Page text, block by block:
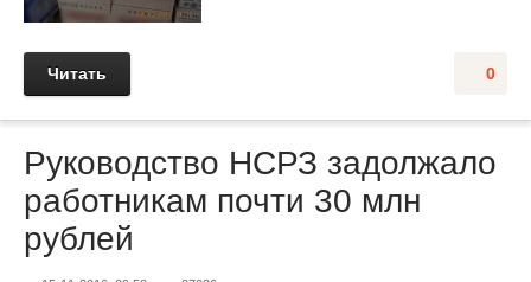
0
Читать
Руководство НСРЗ задолжало
работникам почти 30 млн
рублей